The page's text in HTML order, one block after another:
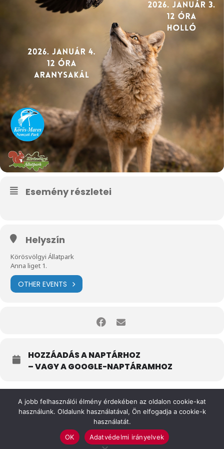
Esemény részletei
Helyszín
Körösvölgyi Állatpark
Anna liget 1.
OTHER EVENTS
HOZZÁADÁS A NAPTÁRHOZ
– VAGY A GOOGLE-NAPTÁRAMHOZ
Felhasználási feltételek
Impresszum
A jobb felhasználói élmény érdekében az oldalon cookie-kat
használunk. Oldalunk használatával, Ön elfogadja a cookie-k
használatát.
OK
Adatvédelmi irányelvek